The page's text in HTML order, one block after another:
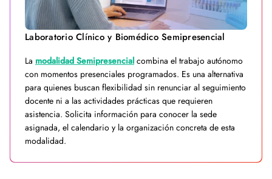
Laboratorio Clínico y Biomédico Semipresencial
La modalidad Semipresencial combina el trabajo autónomo
con momentos presenciales programados. Es una alternativa
para quienes buscan flexibilidad sin renunciar al seguimiento
docente ni a las actividades prácticas que requieren
asistencia. Solicita información para conocer la sede
asignada, el calendario y la organización concreta de esta
modalidad.